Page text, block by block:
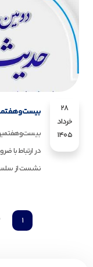
28
خرداد
1405
در ارتباط با
نشست از
1